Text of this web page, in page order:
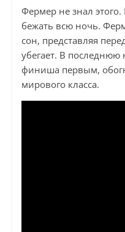
Фермер не знал
бежать всю ночь.
сон, представляя
убегает. В последнюю
финиша первым,
мирового класса.